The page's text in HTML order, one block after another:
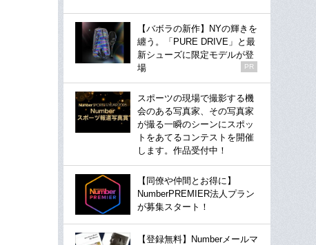
【バボラの新作】NYの輝きを
纏う。「PURE DRIVE」と最
新シューズに限定モデルが登
場
PR
スポーツの現場で撮影する機
会のある写真家、その写真家
が撮る一瞬のシーンにスポッ
トをあてるコンテストを開催
します。作品受付中！
【同僚や仲間とお得に】
NumberPREMIER法人プラン
が募集スタート！
【登録無料】Numberメールマ